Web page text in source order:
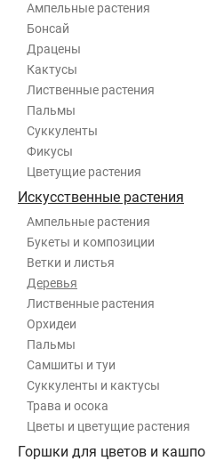
Ампельные растения
Бонсай
Драцены
Кактусы
Лиственные растения
Пальмы
Суккуленты
Фикусы
Цветущие растения
Искусственные растения
Ампельные растения
Букеты и композиции
Ветки и листья
Деревья
Лиственные растения
Орхидеи
Пальмы
Самшиты и туи
Суккуленты и кактусы
Трава и осока
Цветы и цветущие растения
Горшки для цветов и кашпо